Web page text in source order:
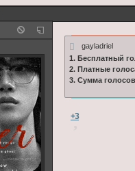
gayladriel
1. Бесплатный
2. Платные
3. Сумма
+3